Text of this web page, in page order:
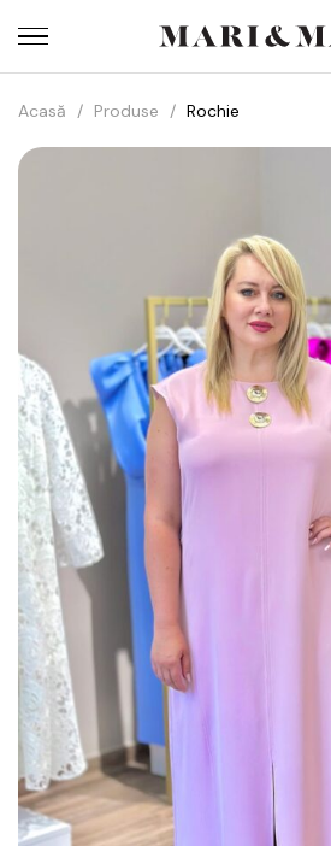
Acasă / Produse / Rochie